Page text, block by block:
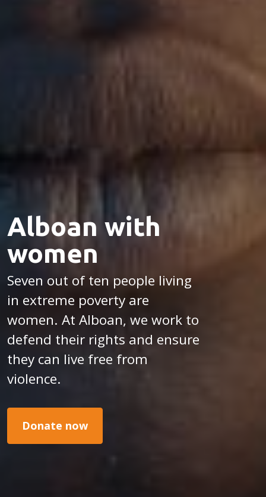
Alboan with
women
Seven out of ten people living
in extreme poverty are
women. At Alboan, we work to
defend their rights and ensure
they can live free from
violence.
Donate now